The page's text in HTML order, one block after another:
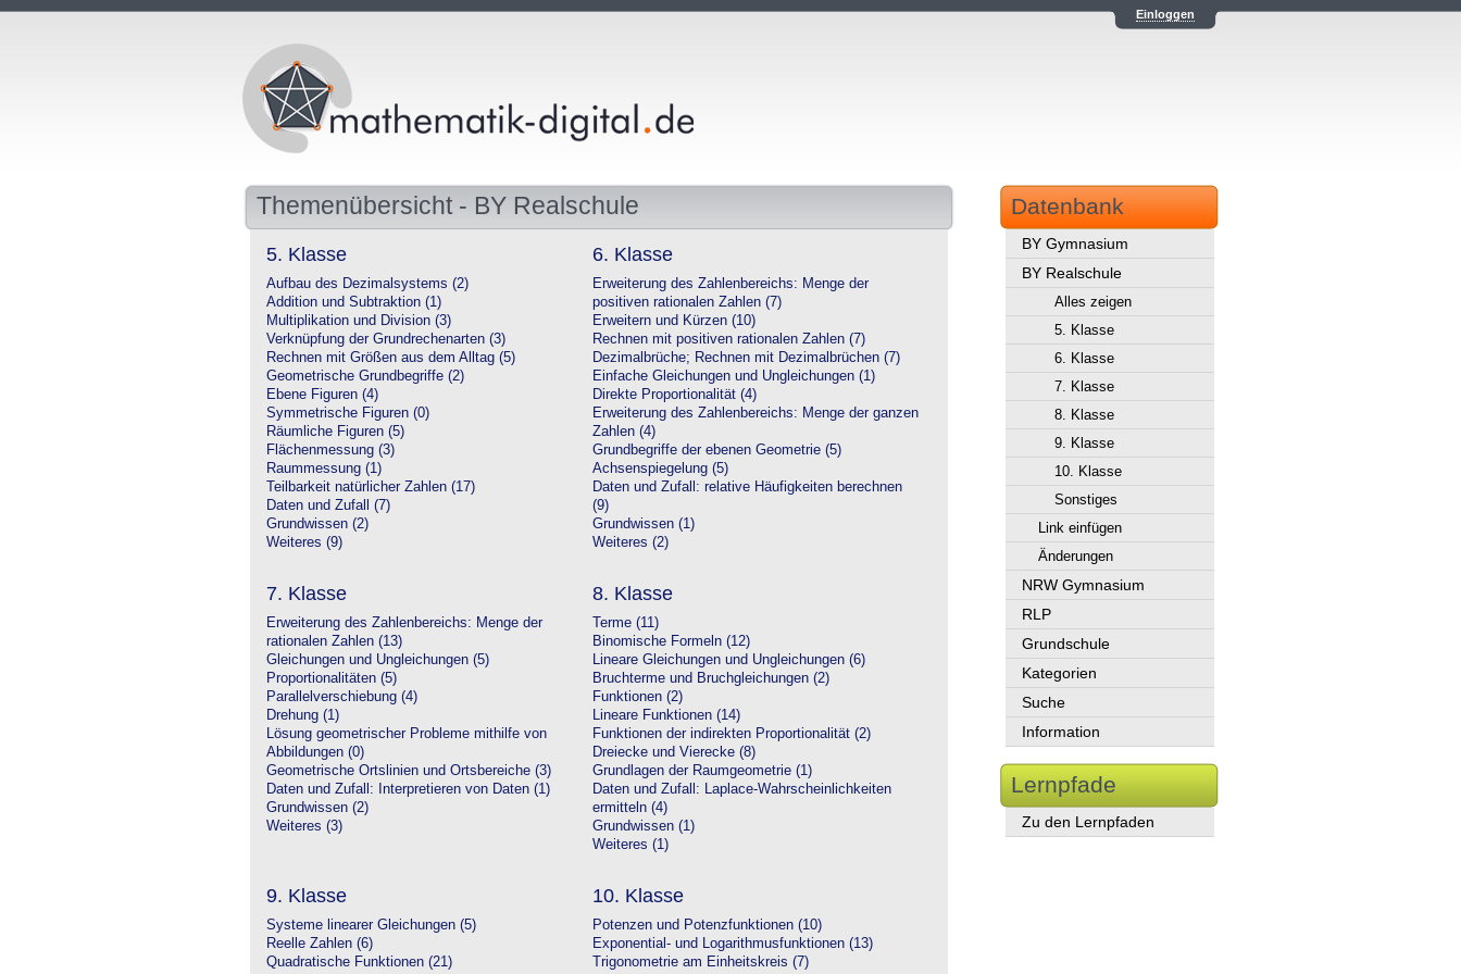
Einloggen
Themenübersicht - BY Realschule
5. Klasse
Aufbau des Dezimalsystems (2)
Addition und Subtraktion (1)
Multiplikation und Division (3)
Verknüpfung der Grundrechenarten (3)
Rechnen mit Größen aus dem Alltag (5)
Geometrische Grundbegriffe (2)
Ebene Figuren (4)
Symmetrische Figuren (0)
Räumliche Figuren (5)
Flächenmessung (3)
Raummessung (1)
Teilbarkeit natürlicher Zahlen (17)
Daten und Zufall (7)
Grundwissen (2)
Weiteres (9)
6. Klasse
Erweiterung des Zahlenbereichs: Menge der
positiven rationalen Zahlen (7)
Erweitern und Kürzen (10)
Rechnen mit positiven rationalen Zahlen (7)
Dezimalbrüche; Rechnen mit Dezimalbrüchen (7)
Einfache Gleichungen und Ungleichungen (1)
Direkte Proportionalität (4)
Erweiterung des Zahlenbereichs: Menge der ganzen
Zahlen (4)
Grundbegriffe der ebenen Geometrie (5)
Achsenspiegelung (5)
Daten und Zufall: relative Häufigkeiten berechnen
(9)
Grundwissen (1)
Weiteres (2)
7. Klasse
Erweiterung des Zahlenbereichs: Menge der
rationalen Zahlen (13)
Gleichungen und Ungleichungen (5)
Proportionalitäten (5)
Parallelverschiebung (4)
Drehung (1)
Lösung geometrischer Probleme mithilfe von
Abbildungen (0)
Geometrische Ortslinien und Ortsbereiche (3)
Daten und Zufall: Interpretieren von Daten (1)
Grundwissen (2)
Weiteres (3)
8. Klasse
Terme (11)
Binomische Formeln (12)
Lineare Gleichungen und Ungleichungen (6)
Bruchterme und Bruchgleichungen (2)
Funktionen (2)
Lineare Funktionen (14)
Funktionen der indirekten Proportionalität (2)
Dreiecke und Vierecke (8)
Grundlagen der Raumgeometrie (1)
Daten und Zufall: Laplace-Wahrscheinlichkeiten
ermitteln (4)
Grundwissen (1)
Weiteres (1)
9. Klasse
Systeme linearer Gleichungen (5)
Reelle Zahlen (6)
Quadratische Funktionen (21)
10. Klasse
Potenzen und Potenzfunktionen (10)
Exponential- und Logarithmusfunktionen (13)
Trigonometrie am Einheitskreis (7)
Datenbank
BY Gymnasium
BY Realschule
Alles zeigen
5. Klasse
6. Klasse
7. Klasse
8. Klasse
9. Klasse
10. Klasse
Sonstiges
Link einfügen
Änderungen
NRW Gymnasium
RLP
Grundschule
Kategorien
Suche
Information
Lernpfade
Zu den Lernpfaden